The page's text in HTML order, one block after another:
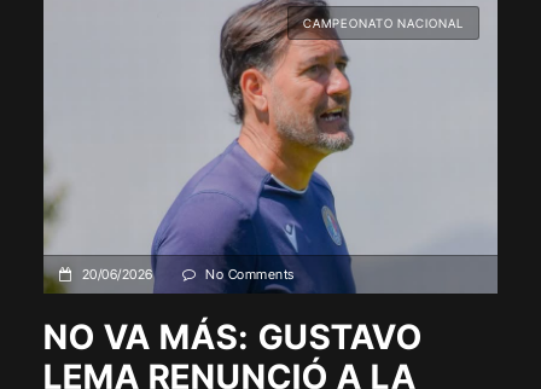
CAMPEONATO NACIONAL
20/06/2026 No Comments
NO VA MÁS: GUSTAVO
LEMA RENUNCIÓ A LA